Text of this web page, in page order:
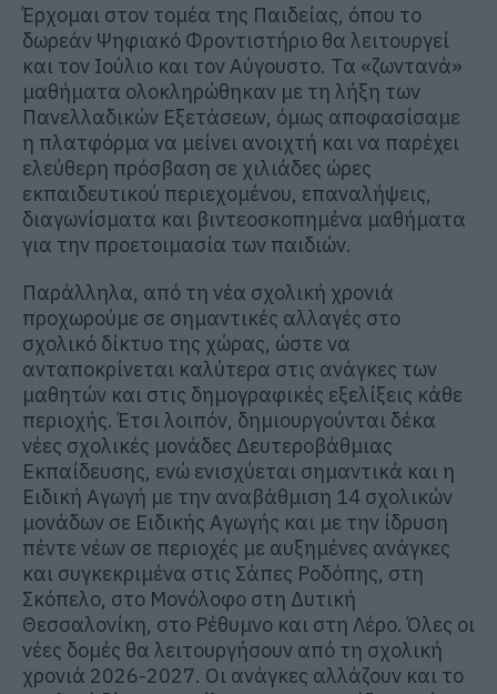
Έρχομαι στον τομέα της Παιδείας, όπου το
δωρεάν Ψηφιακό Φροντιστήριο θα λειτουργεί
και τον Ιούλιο και τον Αύγουστο. Τα «ζωντανά»
μαθήματα ολοκληρώθηκαν με τη λήξη των
Πανελλαδικών Εξετάσεων, όμως αποφασίσαμε
η πλατφόρμα να μείνει ανοιχτή και να παρέχει
ελεύθερη πρόσβαση σε χιλιάδες ώρες
εκπαιδευτικού περιεχομένου, επαναλήψεις,
διαγωνίσματα και βιντεοσκοπημένα μαθήματα
για την προετοιμασία των παιδιών.
Παράλληλα, από τη νέα σχολική χρονιά
προχωρούμε σε σημαντικές αλλαγές στο
σχολικό δίκτυο της χώρας, ώστε να
ανταποκρίνεται καλύτερα στις ανάγκες των
μαθητών και στις δημογραφικές εξελίξεις κάθε
περιοχής. Έτσι λοιπόν, δημιουργούνται δέκα
νέες σχολικές μονάδες Δευτεροβάθμιας
Εκπαίδευσης, ενώ ενισχύεται σημαντικά και η
Ειδική Αγωγή με την αναβάθμιση 14 σχολικών
μονάδων σε Ειδικής Αγωγής και με την ίδρυση
πέντε νέων σε περιοχές με αυξημένες ανάγκες
και συγκεκριμένα στις Σάπες Ροδόπης, στη
Σκόπελο, στο Μονόλοφο στη Δυτική
Θεσσαλονίκη, στο Ρέθυμνο και στη Λέρο. Όλες οι
νέες δομές θα λειτουργήσουν από τη σχολική
χρονιά 2026-2027. Οι ανάγκες αλλάζουν και το